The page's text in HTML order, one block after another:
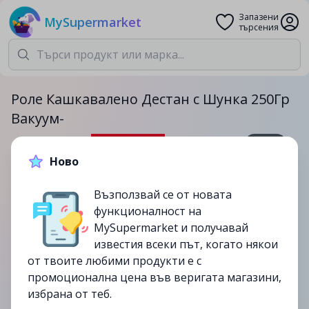
MySupermarket
Запазени
търсения
Роле Кашкавалено Дестан с Шунка 250Гр
Вакуум-
6.99лв.9.5лв.
-26%
изтекла
Ново
Възползвай се от новата
функционалност на
MySupermarket и получавай
известия всеки път, когато някои
от твоите любими продукти е с
промоционална цена във веригата магазини,
избрана от теб.